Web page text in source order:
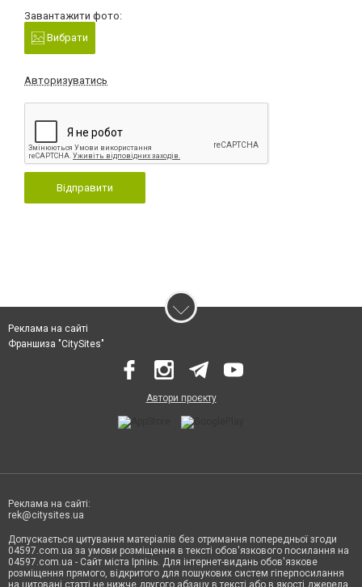
Завантажити фото:
Вибрати
Авторизуватись
Відправити
Реклама на сайті
Франшиза "CitySites"
Автори проєкту
Реклама на сайті:
rek@citysites.ua
Допускається цитування матеріалів без отримання попередньої згоди
04597.com.ua за умови розміщення в тексті обов'язкового посилання на
04597.com.ua - Сайт міста Ірпінь. Для інтернет-видань обов'язкове
розміщення прямого, відкритого для пошукових систем гіперпосилання